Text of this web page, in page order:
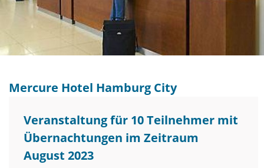
Mercure Hotel Hamburg City
Veranstaltung für 10 Teilnehmer mit
Übernachtungen im Zeitraum
August 2023